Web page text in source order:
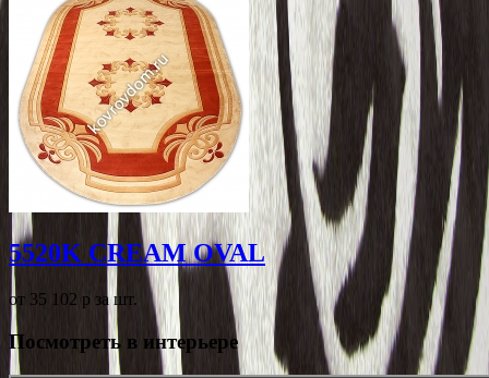
5520K CREAM OVAL
от 35 102 p за шт.
Посмотреть в интерьере